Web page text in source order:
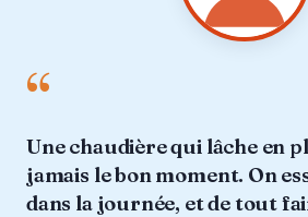
“
Une chaudière qui lâche en
jamais le bon moment. On
dans la journée, et de tout